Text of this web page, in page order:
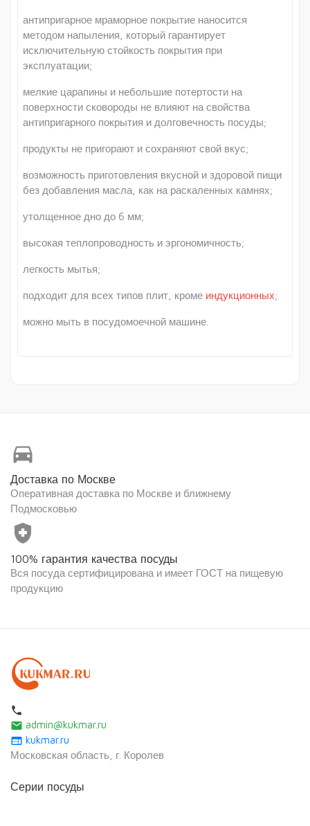
антипригарное мраморное покрытие наносится
методом напыления, который гарантирует
исключительную стойкость покрытия при
эксплуатации;
мелкие царапины и небольшие потертости на
поверхности сковороды не влияют на свойства
антипригарного покрытия и долговечность посуды;
продукты не пригорают и сохраняют свой вкус;
возможность приготовления вкусной и здоровой пищи
без добавления масла, как на раскаленных камнях;
утолщенное дно до 6 мм;
высокая теплопроводность и эргономичность;
легкость мытья;
подходит для всех типов плит, кроме индукционных;
можно мыть в посудомоечной машине.
directions_car
Доставка по Москве
Оперативная доставка по Москве и ближнему
Подмосковью
health_and_safety
100% гарантия качества посуды
Вся посуда сертифицирована и имеет ГОСТ на пищевую
продукцию
local_phone
email admin@kukmar.ru
web kukmar.ru
Московская область, г. Королев
Серии посуды